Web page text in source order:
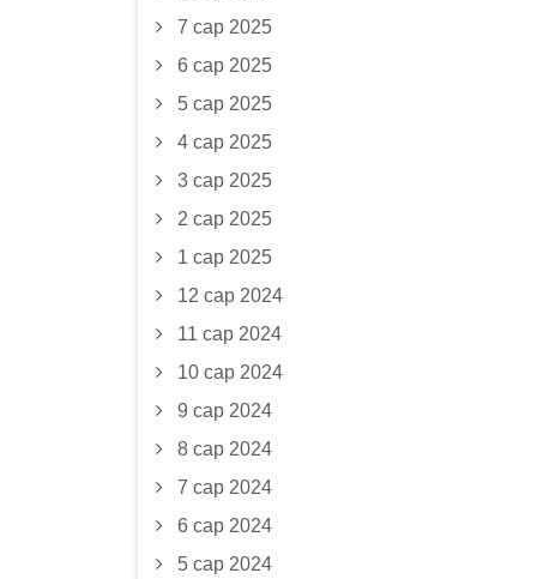
7 сар 2025
6 сар 2025
5 сар 2025
4 сар 2025
3 сар 2025
2 сар 2025
1 сар 2025
12 сар 2024
11 сар 2024
10 сар 2024
9 сар 2024
8 сар 2024
7 сар 2024
6 сар 2024
5 сар 2024